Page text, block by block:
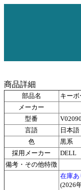
商品詳細
部品名
キーボ
メーカー
型番
言語
日本語
色
黒系
採用メーカー
DELL
備考・その他特徴
在庫あ
(2026